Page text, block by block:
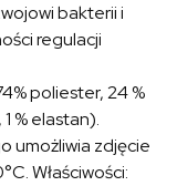
bakterii i
regulacji
poliester, 24 %
% elastan).
umożliwia zdjęcie
Właściwości: